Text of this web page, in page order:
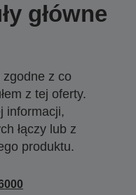
główne
z co
z tej oferty.
informacji,
łączy lub z
produktu.